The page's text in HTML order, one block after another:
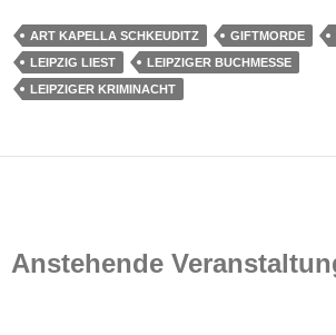
ART KAPELLA SCHKEUDITZ GIFTMORDE
LEIPZIG LIEST
LEIPZIGER BUCHMESSE
LEIPZIGER KRIMINACHT
Anstehende